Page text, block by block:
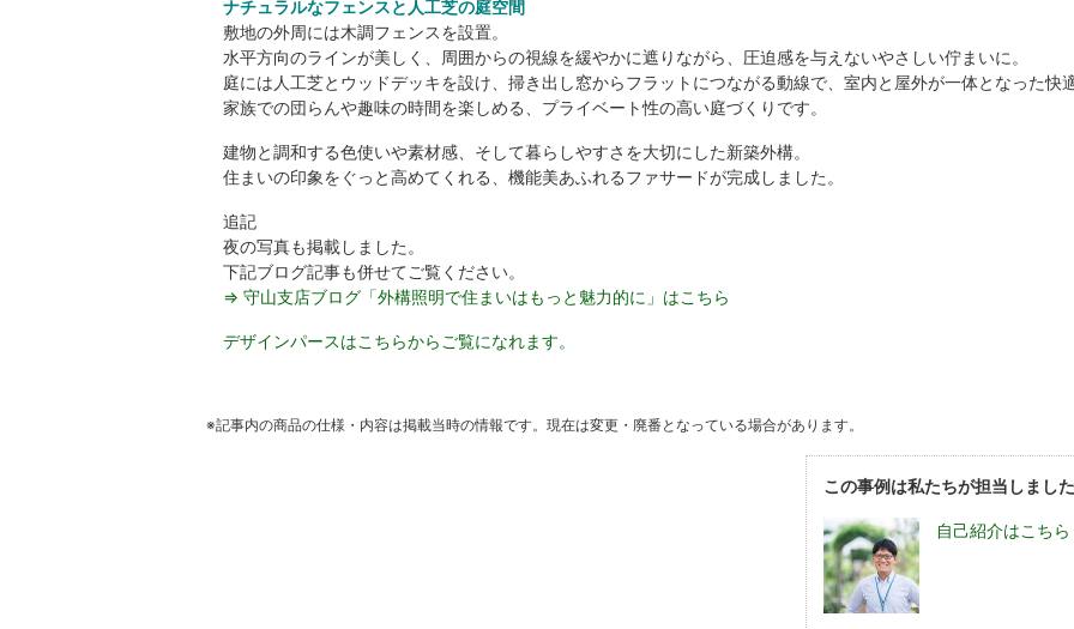
ナチュラルなフェンスと人工芝の庭空間
敷地の外周には木調フェンスを設置。
水平方向のラインが美しく、周囲からの視線を緩やかに遮りながら、圧迫感を与えないやさしい佇まいに。
庭には人工芝とウッドデッキを設け、掃き出し窓からフラットにつながる動線で、室内と屋外が一体となった快
家族での団らんや趣味の時間を楽しめる、プライベート性の高い庭づくりです。
建物と調和する色使いや素材感、そして暮らしやすさを大切にした新築外構。
住まいの印象をぐっと高めてくれる、機能美あふれるファサードが完成しました。
追記
夜の写真も掲載しました。
下記ブログ記事も併せてご覧ください。
⇒ 守山支店ブログ「外構照明で住まいはもっと魅力的に」はこちら
デザインパースはこちらからご覧になれます。
※記事内の商品の仕様・内容は掲載当時の情報です。現在は変更・廃番となっている場合があります。
この事例は私たちが担当しました
自己紹介はこちら